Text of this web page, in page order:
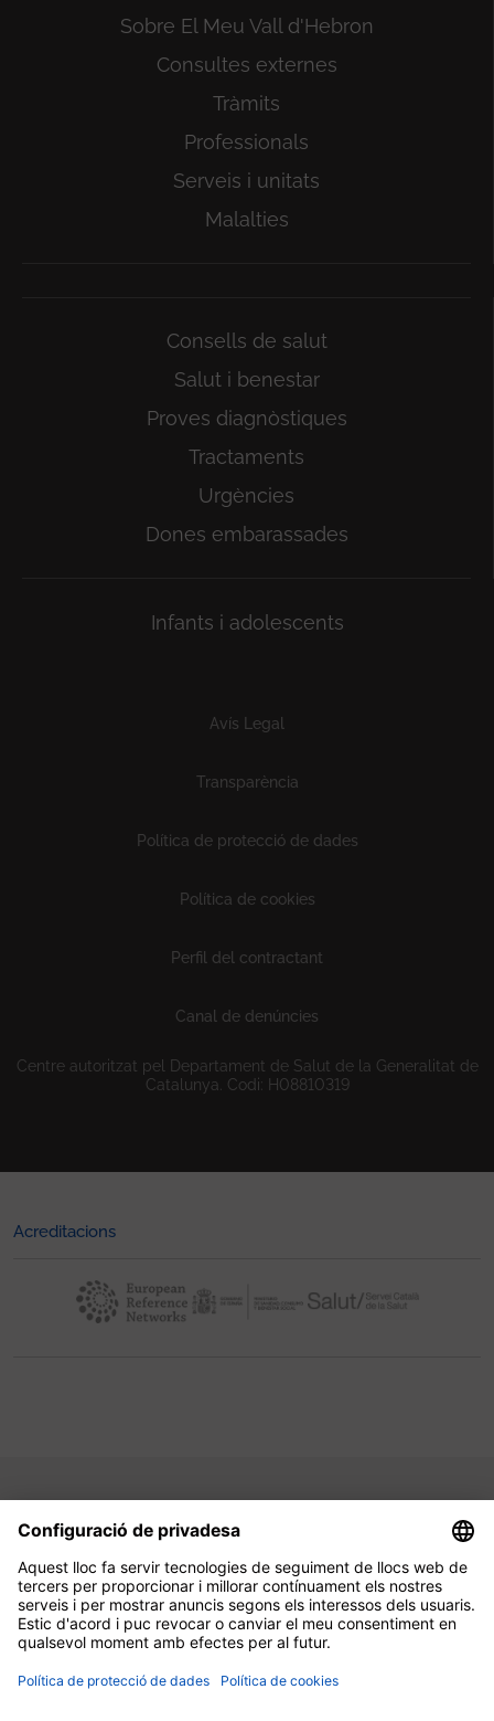
Sobre El Meu Vall d'Hebron
Consultes externes
Tràmits
Professionals
Serveis i unitats
Malalties
Consells de salut
Salut i benestar
Proves diagnòstiques
Tractaments
Urgències
Dones embarassades
Infants i adolescents
Avís Legal
Transparència
Política de protecció de dades
Política de cookies
Perfil del contractant
Canal de denúncies
Centre autoritzat pel Departament de Salut de la Generalitat de
Catalunya. Codi: H08810319
Acreditacions